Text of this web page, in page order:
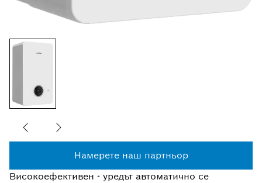
Намерете наш партньор
Високоефективен - уредът автоматично се